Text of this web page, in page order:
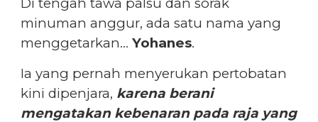
minuman anggur, ada satu nama yang
menggetarkan… Yohanes.
Ia yang pernah menyerukan pertobatan
kini dipenjara, karena berani
mengatakan kebenaran pada raja yang